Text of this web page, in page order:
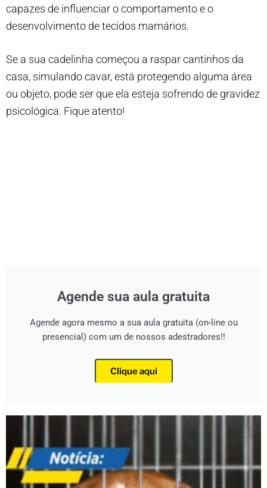
capazes de influenciar o comportamento e o
desenvolvimento de tecidos mamários.
Se a sua cadelinha começou a raspar cantinhos da
casa, simulando cavar, está protegendo alguma área
ou objeto, pode ser que ela esteja sofrendo de gravidez
psicológica. Fique atento!
Agende sua aula gratuita
Agende agora mesmo a sua aula gratuita (on-line ou
presencial) com um de nossos adestradores!!
Clique aqui